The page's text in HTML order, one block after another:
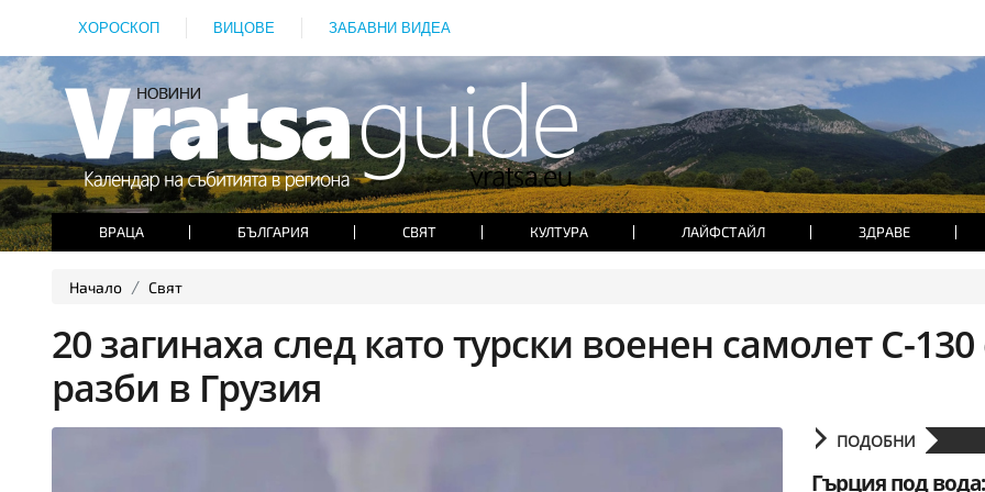
ХОРОСКОП ВИЦОВЕ ЗАБАВНИ ВИДЕА
ВРАЦА БЪЛГАРИЯ СВЯТ КУЛТУРА ЛАЙФСТАЙЛ ЗДРАВЕ
Начало Свят
20 загинаха след като турски военен самолет C-130
разби в Грузия
ПОДОБНИ
Гърция под